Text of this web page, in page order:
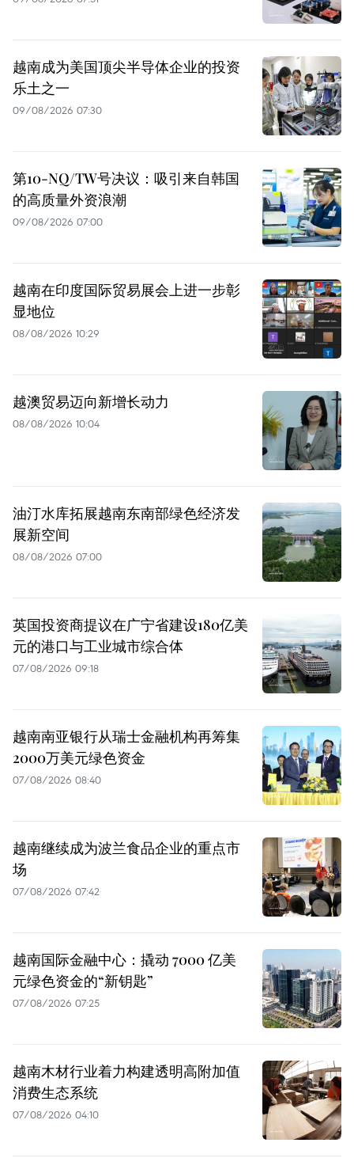
越南成为美国顶尖半导体企业的投资
乐土之一
09/08/2026 07:30
第10-NQ/TW号决议：吸引来自韩国
的高质量外资浪潮
09/08/2026 07:00
越南在印度国际贸易展会上进一步彰
显地位
08/08/2026 10:29
越澳贸易迈向新增长动力
08/08/2026 10:04
油汀水库拓展越南东南部绿色经济发
展新空间
08/08/2026 07:00
英国投资商提议在广宁省建设180亿美
元的港口与工业城市综合体
07/08/2026 09:18
越南南亚银行从瑞士金融机构再筹集
2000万美元绿色资金
07/08/2026 08:40
越南继续成为波兰食品企业的重点市
场
07/08/2026 07:42
越南国际金融中心：撬动 7000 亿美
元绿色资金的“新钥匙”
07/08/2026 07:25
越南木材行业着力构建透明高附加值
消费生态系统
07/08/2026 04:10